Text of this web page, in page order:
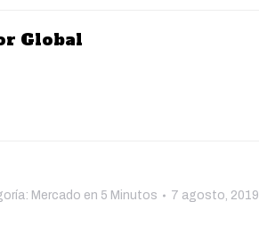
Global
Mercado en 5 Minutos 7 agosto, 2019